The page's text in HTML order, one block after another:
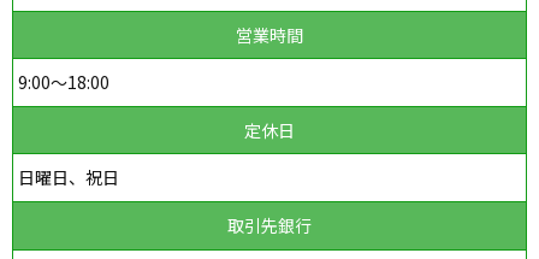
営業時間
9:00～18:00
定休日
日曜日、祝日
取引先銀行